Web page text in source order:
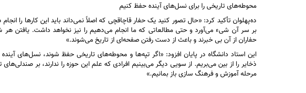
محوطه‌های تاریخی را برای نسل‌های آینده حفظ کنیم
ده‌پهلوان تأکید کرد: «حال تصور کنید یک حفار قاچاقچی که اصلاً نمی‌داند باید این کار‌ها را
بر سر آن شیء می‌آورد و حتی مطالعاتی که ما انجام می‌دهیم را نیز نخواهد داشت. یافتن هر
حفاران از آن بی خبرند و باعث از دست رفتن صفحه‌ای از تاریخ می‌شوند.»
این استاد دانشگاه در پایان افزود: «اگر تپه‌ها و محوطه‌های تاریخی حفظ شوند، نسل‌های
ذخایر را از بین می‌بریم. از سویی دیگر می‌بینیم افرادی که علم این حوزه را ندارند، بر
مرحله آموزش و فرهنگ سازی باز بمانیم.»